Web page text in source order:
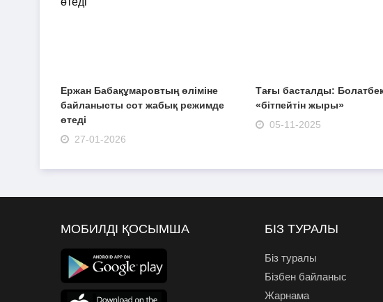
Ержан Бабақұмаровтың өліміне
байланысты сот жабық режимде
өтеді
27-01-2026
Тағы басталды:
«бітпейтін жыры»
05-11-2025
МОБИЛДІ ҚОСЫМША БІЗ ТУРАЛЫ
Біз туралы
Бізбен байланыс
Жарнама